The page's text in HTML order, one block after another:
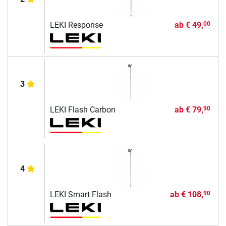
LEKI Response ab € 49,00
3
LEKI Flash Carbon ab € 79,90
4
LEKI Smart Flash ab € 108,90